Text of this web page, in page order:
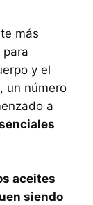
más
y el
un número
a
aceites
siendo